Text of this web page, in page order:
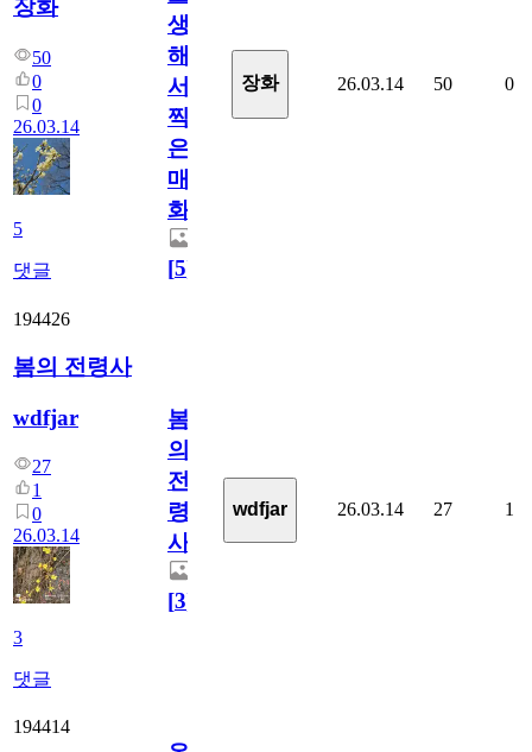
장화
50
0
0
26.03.14
5
댓글
생
해
서
찍
은
매
화
[5]
장화 26.03.14 50 0
194426
봄의 전령사
wdfjar
27
1
0
26.03.14
3
댓글
봄
의
전
령
사
[3]
wdfjar 26.03.14 27 1
194414